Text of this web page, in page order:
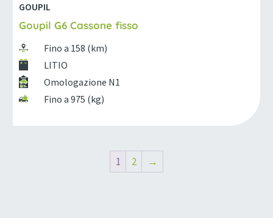
GOUPIL
Goupil G6 Cassone fisso
Fino a 158 (km)
LITIO
Omologazione N1
Fino a 975 (kg)
1 2 →